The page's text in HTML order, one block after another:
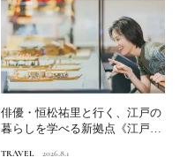
俳優・恒松祐里と行く、江戸の
暮らしを学べる新拠点《江戸東
TRAVEL 2026.8.1